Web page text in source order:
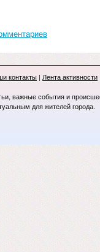
контакты | Лента активности
важные события и
для жителей города.